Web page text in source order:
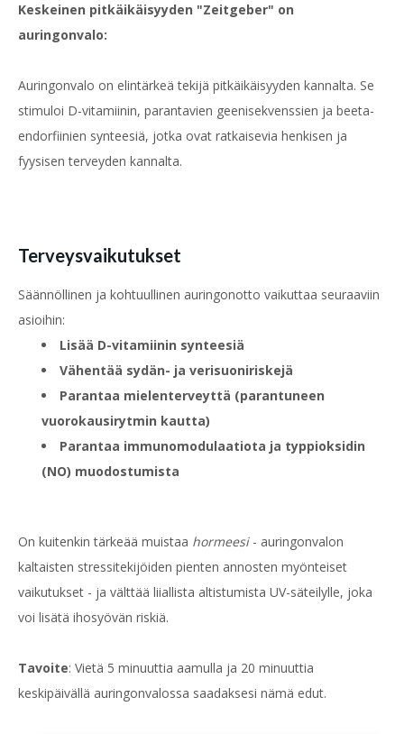
Keskeinen pitkäikäisyyden "Zeitgeber" on
auringonvalo:
Auringonvalo on elintärkeä tekijä pitkäikäisyyden kannalta. Se
stimuloi D-vitamiinin, parantavien geenisekvenssien ja beeta-
endorfiinien synteesiä, jotka ovat ratkaisevia henkisen ja
fyysisen terveyden kannalta.
Terveysvaikutukset
Säännöllinen ja kohtuullinen auringonotto vaikuttaa seuraaviin
asioihin:
Lisää D-vitamiinin synteesiä
Vähentää sydän- ja verisuoniriskejä
Parantaa mielenterveyttä (parantuneen
vuorokausirytmin kautta)
Parantaa immunomodulaatiota ja typpioksidin
(NO) muodostumista
On kuitenkin tärkeää muistaa hormeesi- auringonvalon
kaltaisten stressitekijöiden pienten annosten myönteiset
vaikutukset - ja välttää liiallista altistumista UV-säteilylle, joka
voi lisätä ihosyövän riskiä.
Tavoite: Vietä 5 minuuttia aamulla ja 20 minuuttia
keskipäivällä auringonvalossa saadaksesi nämä edut.